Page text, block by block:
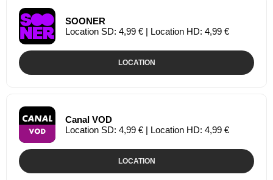
SOONER
Location SD: 4,99 € | Location HD: 4,99 €
LOCATION
Canal VOD
Location SD: 4,99 € | Location HD: 4,99 €
LOCATION